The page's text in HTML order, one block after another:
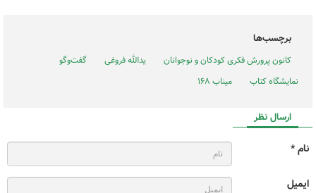
برچسب‌ها
کانون پرورش فکری کودکان و نوجوانان یدالله فروغی
گفت‌وگو
نمایشگاه کتاب
میناب ۱۶۸
ارسال نظر
نام *
ایمیل